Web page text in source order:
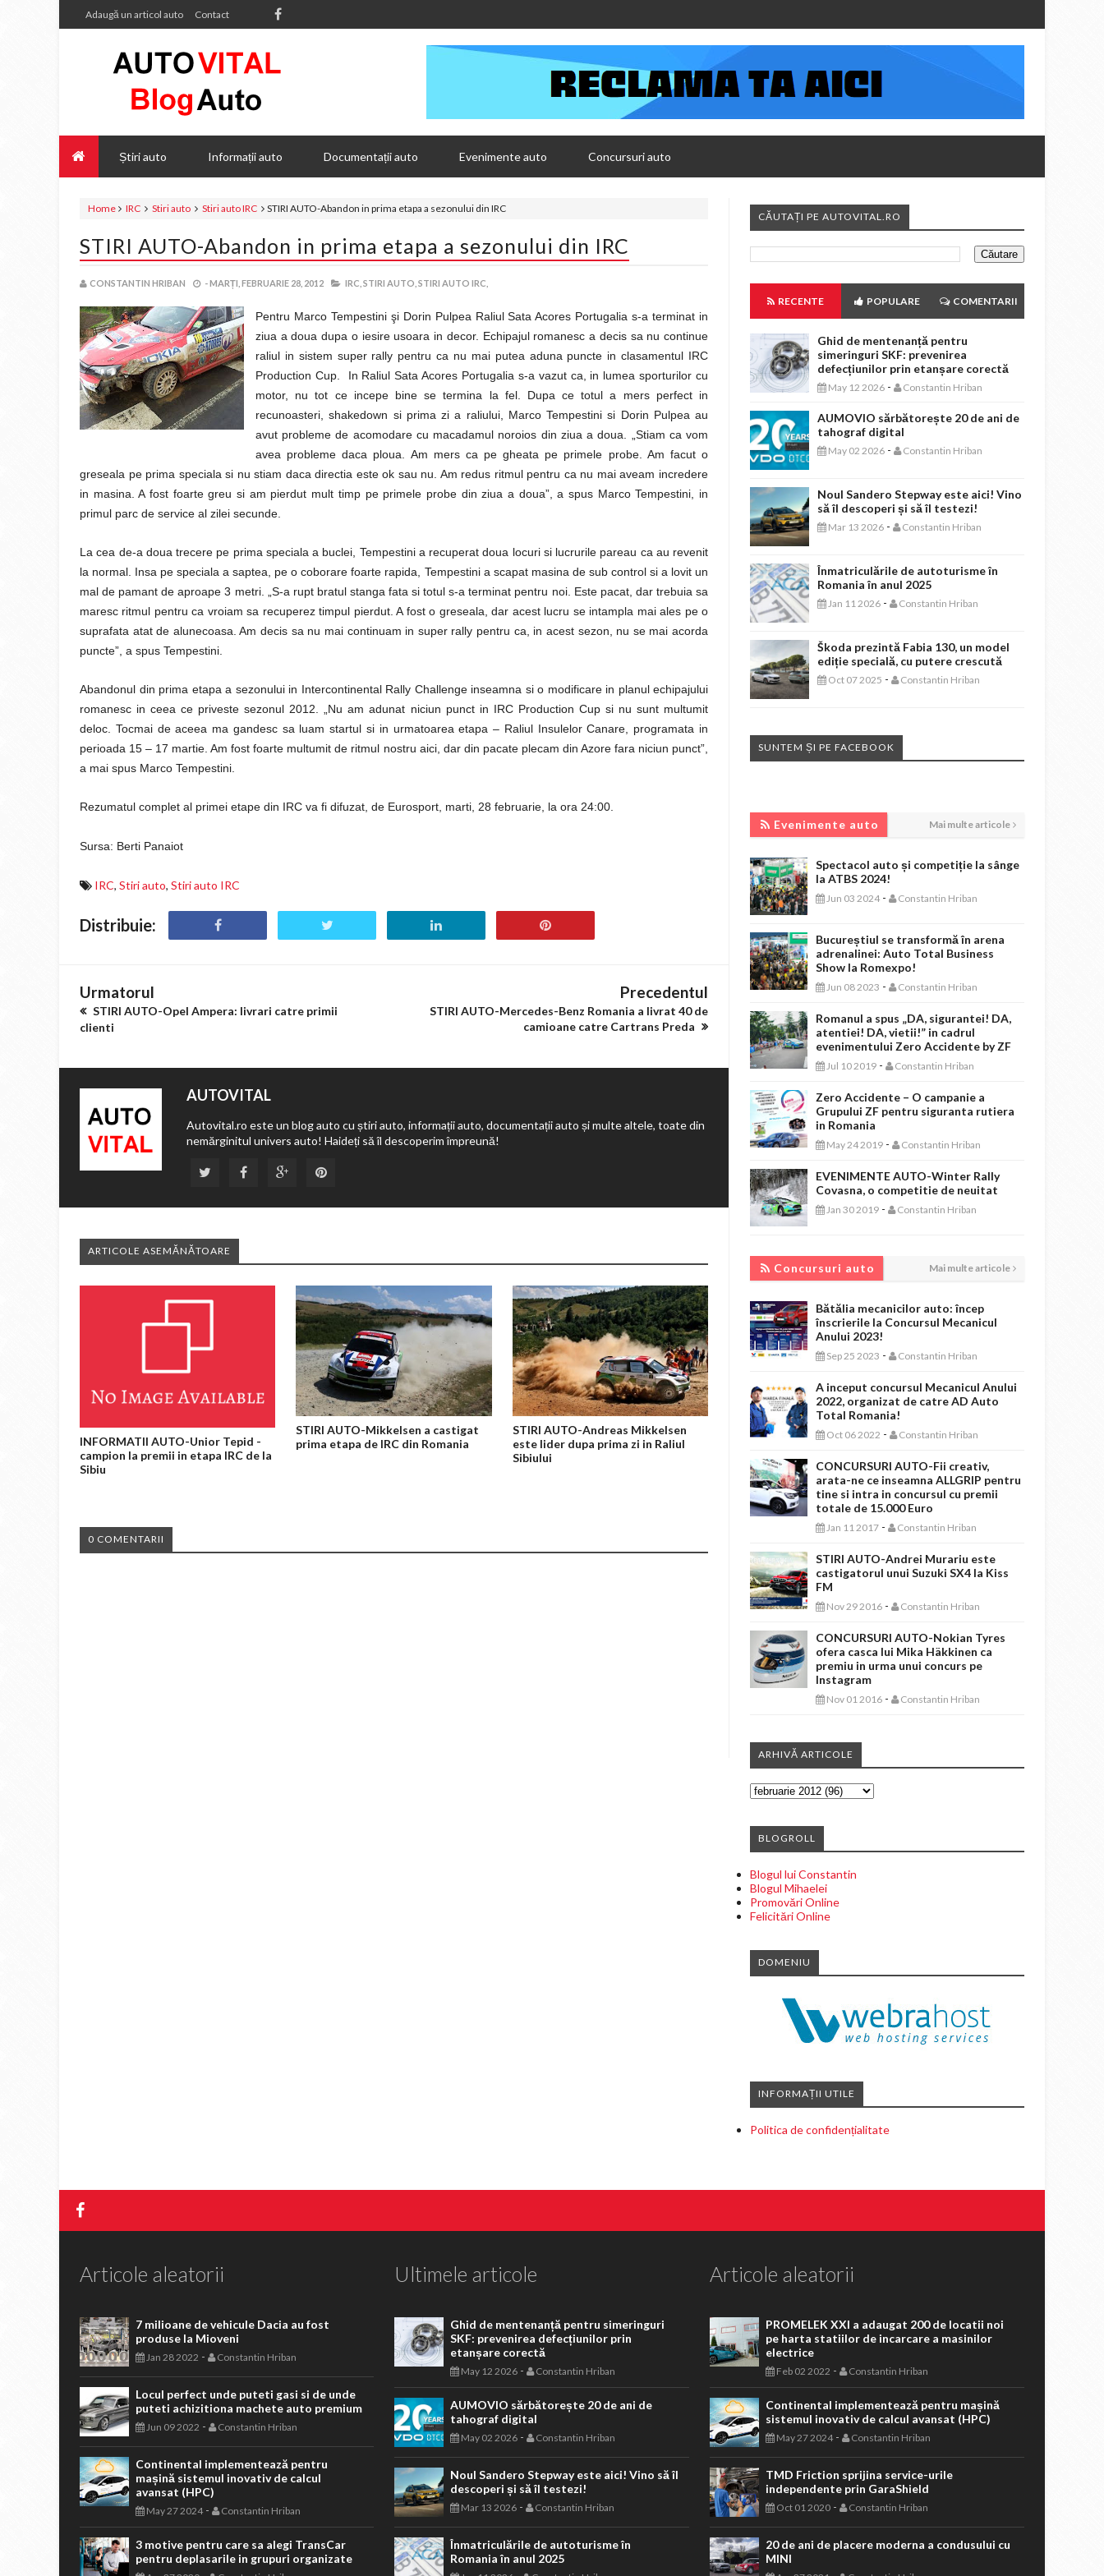
Adaugă un articol auto Contact
Știri auto Informații auto Documentații auto Evenimente auto Concursuri auto
Home IRC Stiri auto Stiri auto IRC STIRI AUTO-Abandon in prima etapa a sezonului din IRC
STIRI AUTO-Abandon in prima etapa a sezonului din IRC
CONSTANTIN HRIBAN -MARȚI, FEBRUARIE 28, 2012 IRC, STIRI AUTO, STIRI AUTO IRC,
Pentru Marco Tempestini şi Dorin Pulpea Raliul Sata Acores Portugalia s-a terminat in
ziua a doua dupa o iesire usoara in decor. Echipajul romanesc a decis sa nu continue
raliul in sistem super rally pentru ca nu mai putea aduna puncte in clasamentul IRC
Production Cup. In Raliul Sata Acores Portugalia s-a vazut ca, in lumea sporturilor cu
motor, nu tot ce incepe bine se termina la fel. Dupa ce totul a mers perfect in
recunoasteri, shakedown si prima zi a raliului, Marco Tempestini si Dorin Pulpea au
avut probleme de acomodare cu macadamul noroios din ziua a doua. „Stiam ca vom
avea probleme daca ploua. Am mers ca pe gheata pe primele probe. Am facut o
greseala pe prima speciala si nu stiam daca directia este ok sau nu. Am redus ritmul pentru ca nu mai aveam incredere
in masina. A fost foarte greu si am pierdut mult timp pe primele probe din ziua a doua”, a spus Marco Tempestini, in
primul parc de service al zilei secunde.
La cea de-a doua trecere pe prima speciala a buclei, Tempestini a recuperat doua locuri si lucrurile pareau ca au revenit
la normal. Insa pe speciala a saptea, pe o coborare foarte rapida, Tempestini a scapat masina de sub control si a lovit un
mal de pamant de aproape 3 metri. „S-a rupt bratul stanga fata si totul s-a terminat pentru noi. Este pacat, dar trebuia sa
maresc ritmul pentru ca vroiam sa recuperez timpul pierdut. A fost o greseala, dar acest lucru se intampla mai ales pe o
suprafata atat de alunecoasa. Am decis sa nu mai continuam in super rally pentru ca, in acest sezon, nu se mai acorda
puncte”, a spus Tempestini.
Abandonul din prima etapa a sezonului in Intercontinental Rally Challenge inseamna si o modificare in planul echipajului
romanesc in ceea ce priveste sezonul 2012. „Nu am adunat niciun punct in IRC Production Cup si nu sunt multumit
deloc. Tocmai de aceea ma gandesc sa luam startul si in urmatoarea etapa – Raliul Insulelor Canare, programata in
perioada 15 – 17 martie. Am fost foarte multumit de ritmul nostru aici, dar din pacate plecam din Azore fara niciun punct”,
a mai spus Marco Tempestini.
Rezumatul complet al primei etape din IRC va fi difuzat, de Eurosport, marti, 28 februarie, la ora 24:00.
Sursa: Berti Panaiot
IRC, Stiri auto, Stiri auto IRC
Distribuie:
Urmatorul
STIRI AUTO-Opel Ampera: livrari catre primii
clienti
Precedentul
STIRI AUTO-Mercedes-Benz Romania a livrat 40 de
camioane catre Cartrans Preda
AUTOVITAL
Autovital.ro este un blog auto cu știri auto, informații auto, documentații auto și multe altele, toate din
nemărginitul univers auto! Haideți să îl descoperim împreună!
ARTICOLE ASEMĂNĂTOARE
INFORMATII AUTO-Unior Tepid -
campion la premii in etapa IRC de la
Sibiu
STIRI AUTO-Mikkelsen a castigat
prima etapa de IRC din Romania
STIRI AUTO-Andreas Mikkelsen
este lider dupa prima zi in Raliul
Sibiului
0 COMENTARII
CĂUTAȚI PE AUTOVITAL.RO
RECENTE POPULARE COMENTARII
Ghid de mentenanță pentru
simeringuri SKF: prevenirea
defecțiunilor prin etanșare corectă
May 12 2026 - Constantin Hriban
AUMOVIO sărbătorește 20 de ani de
tahograf digital
May 02 2026 - Constantin Hriban
Noul Sandero Stepway este aici! Vino
să îl descoperi și să îl testezi!
Mar 13 2026 - Constantin Hriban
Înmatriculările de autoturisme în
Romania în anul 2025
Jan 11 2026 - Constantin Hriban
Škoda prezintă Fabia 130, un model
ediție specială, cu putere crescută
Oct 07 2025 - Constantin Hriban
SUNTEM ȘI PE FACEBOOK
Evenimente auto Mai multe articole
Spectacol auto și competiție la sânge
la ATBS 2024!
Jun 03 2024 - Constantin Hriban
Bucureștiul se transformă în arena
adrenalinei: Auto Total Business
Show la Romexpo!
Jun 08 2023 - Constantin Hriban
Romanul a spus „DA, sigurantei! DA,
atentiei! DA, vietii!” in cadrul
evenimentului Zero Accidente by ZF
Jul 10 2019 - Constantin Hriban
Zero Accidente – O campanie a
Grupului ZF pentru siguranta rutiera
in Romania
May 24 2019 - Constantin Hriban
EVENIMENTE AUTO-Winter Rally
Covasna, o competitie de neuitat
Jan 30 2019 - Constantin Hriban
Concursuri auto Mai multe articole
Bătălia mecanicilor auto: încep
înscrierile la Concursul Mecanicul
Anului 2023!
Sep 25 2023 - Constantin Hriban
A inceput concursul Mecanicul Anului
2022, organizat de catre AD Auto
Total Romania!
Oct 06 2022 - Constantin Hriban
CONCURSURI AUTO-Fii creativ,
arata-ne ce inseamna ALLGRIP pentru
tine si intra in concursul cu premii
totale de 15.000 Euro
Jan 11 2017 - Constantin Hriban
STIRI AUTO-Andrei Murariu este
castigatorul unui Suzuki SX4 la Kiss
FM
Nov 29 2016 - Constantin Hriban
CONCURSURI AUTO-Nokian Tyres
ofera casca lui Mika Häkkinen ca
premiu in urma unui concurs pe
Instagram
Nov 01 2016 - Constantin Hriban
ARHIVĂ ARTICOLE
BLOGROLL
Blogul lui Constantin
Blogul Mihaelei
Promovări Online
Felicitări Online
DOMENIU
INFORMAȚII UTILE
Politica de confidențialitate
Articole aleatorii
7 milioane de vehicule Dacia au fost
produse la Mioveni
Jan 28 2022 - Constantin Hriban
Locul perfect unde puteti gasi si de unde
puteti achizitiona machete auto premium
Jun 09 2022 - Constantin Hriban
Continental implementează pentru
mașină sistemul inovativ de calcul
avansat (HPC)
May 27 2024- Constantin Hriban
3 motive pentru care sa alegi TransCar
pentru deplasarile in grupuri organizate
Ultimele articole
Ghid de mentenanță pentru simeringuri
SKF: prevenirea defecțiunilor prin
etanșare corectă
May 12 2026 - Constantin Hriban
AUMOVIO sărbătorește 20 de ani de
tahograf digital
May 02 2026 - Constantin Hriban
Noul Sandero Stepway este aici! Vino să îl
descoperi și să îl testezi!
Mar 13 2026 - Constantin Hriban
Înmatriculările de autoturisme în
Romania în anul 2025
Articole aleatorii
PROMELEK XXI a adaugat 200 de locatii noi
pe harta statiilor de incarcare a masinilor
electrice
Feb 02 2022 - Constantin Hriban
Continental implementează pentru mașină
sistemul inovativ de calcul avansat (HPC)
May 27 2024- Constantin Hriban
TMD Friction sprijina service-urile
independente prin GaraShield
Oct 01 2020- Constantin Hriban
20 de ani de placere moderna a condusului cu
MINI